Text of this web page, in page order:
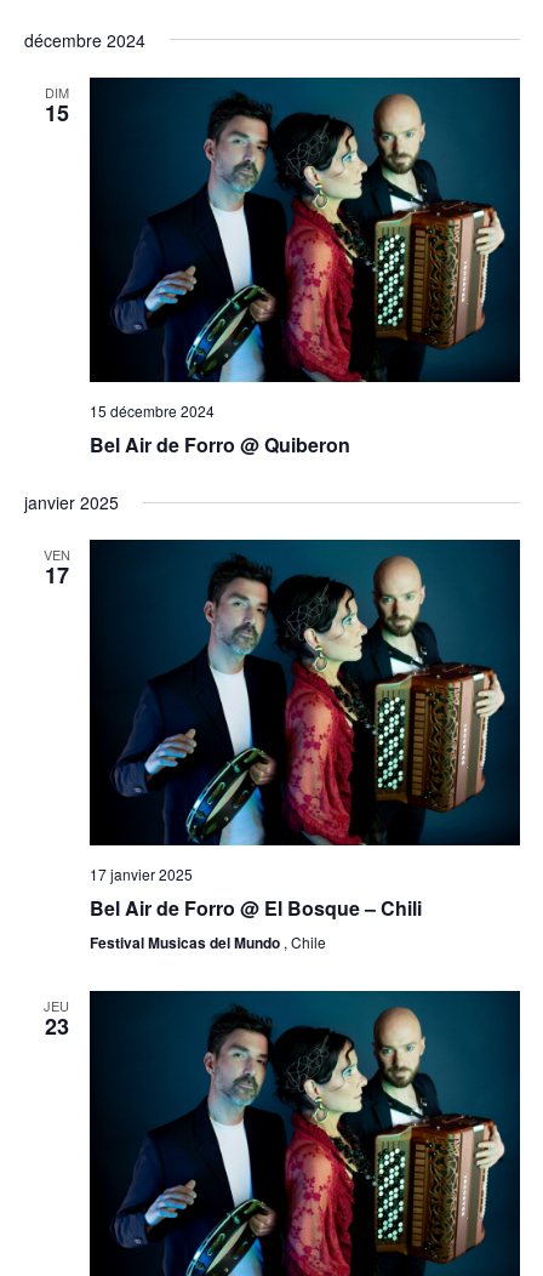
décembre 2024
DIM
15
15 décembre 2024
Bel Air de Forro @ Quiberon
janvier 2025
VEN
17
17 janvier 2025
Bel Air de Forro @ El Bosque – Chili
Festival Musicas del Mundo , Chile
JEU
23